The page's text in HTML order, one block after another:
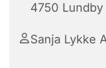
4750 Lundby
Sanja Lykke